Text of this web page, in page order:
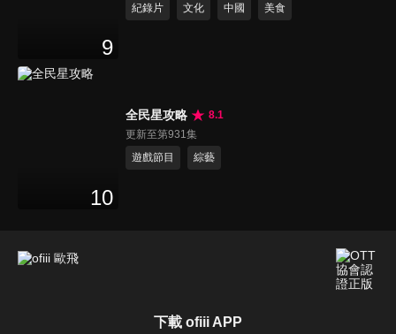
9
紀錄片
文化 中國 美食
10
全民星攻略
8.1
更新至第931集
遊戲節目
綜藝
下載 ofiii APP